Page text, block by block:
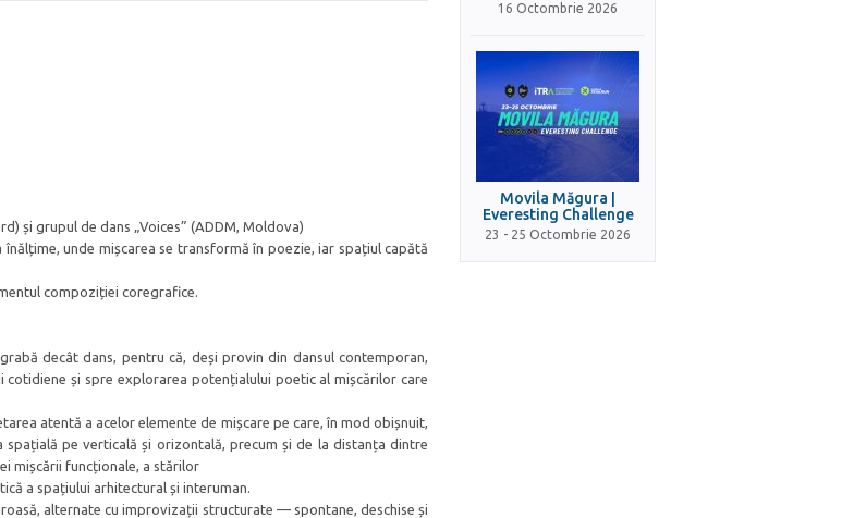
și grupul de dans „Voices” (ADDM, Moldova)
unde mișcarea se transformă în poezie, iar spațiul capătă
compoziției coregrafice.
decât dans, pentru că, deși provin din dansul contemporan,
și spre explorarea potențialului poetic al mișcărilor care
atentă a acelor elemente de mișcare pe care, în mod obișnuit,
pe verticală și orizontală, precum și de la distanța dintre
mișcării funcționale, a stărilor
a spațiului arhitectural și interuman.
alternate cu improvizații structurate — spontane, deschise și
16 Octombrie 2026
Movila Măgura |
Everesting Challenge
23 - 25 Octombrie 2026